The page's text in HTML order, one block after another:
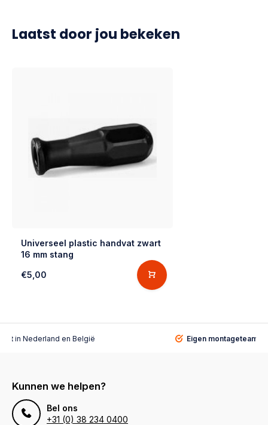
Laatst door jou bekeken
Universeel plastic handvat zwart
16 mm stang
€5,00
in Nederland en België Eigen montageteam
Kunnen we helpen?
Bel ons
+31 (0) 38 234 0400